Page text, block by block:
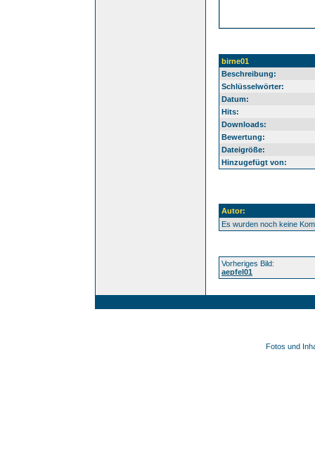
birne01
Beschreibung:
Schlüsselwörter:
Datum:
Hits:
Downloads:
Bewertung:
Dateigröße:
Hinzugefügt von:
Autor:
Es wurden noch keine
Vorheriges Bild:
aepfel01
Fotos und